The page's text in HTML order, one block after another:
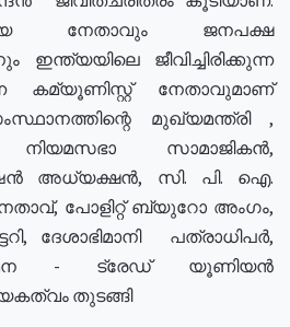
നേതാവും ജനപക്ഷ
ഇന്ത്യയിലെ ജീവിച്ചിരിക്കുന്ന
കമ്യൂണിസ്റ്റ് നേതാവുമാണ്
മുഖ്യമന്ത്രി ,
നിയമസഭാ സാമാജികൻ,
അധ്യക്ഷൻ, സി. പി. ഐ.
പോളിറ്റ് ബ്യുറോ അംഗം,
ദേശാഭിമാനി പത്രാധിപർ,
- ട്രേഡ് യൂണിയൻ
തുടങ്ങി